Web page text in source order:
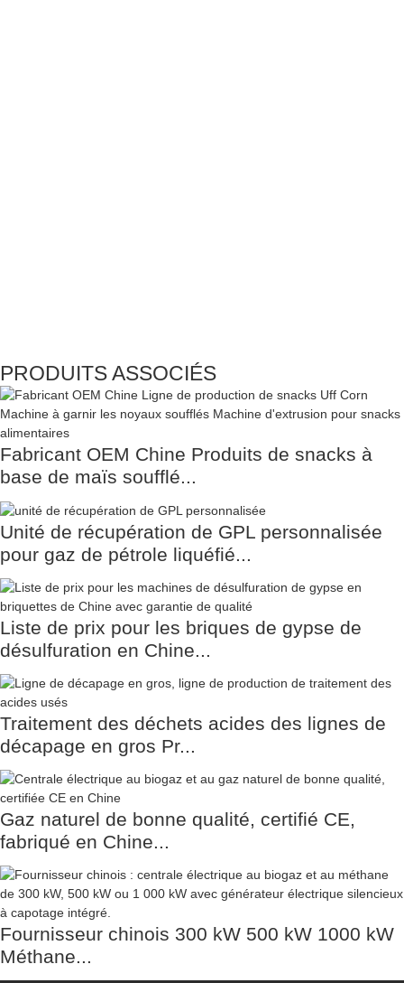
PRODUITS ASSOCIÉS
Fabricant OEM Chine Produits de snacks à
base de maïs soufflé...
Unité de récupération de GPL personnalisée
pour gaz de pétrole liquéfié...
Liste de prix pour les briques de gypse de
désulfuration en Chine...
Traitement des déchets acides des lignes de
décapage en gros Pr...
Gaz naturel de bonne qualité, certifié CE,
fabriqué en Chine...
Fournisseur chinois 300 kW 500 kW 1000 kW
Méthane...